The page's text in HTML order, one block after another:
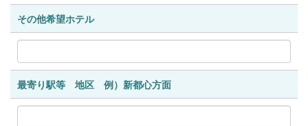
その他希望ホテル
最寄り駅等 地区 例）新都心方面